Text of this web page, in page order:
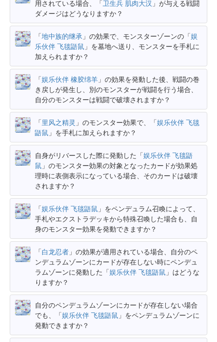
用されている場合、「卫生兵 肌肉大汉 」が与える戦闘
ダメージはどうなりますか？
「地中族的继承 」の効果で、モンスターゾーンの「娱
乐伙伴 飞毯鼯鼠 」を墓地へ送り、モンスターを手札に
加えられますか？
「娱乐伙伴 橡胶绵羊 」の効果を発動した後、戦闘の巻
き戻しが発生し、別のモンスターが戦闘を行う場合、
自分のモンスターは戦闘で破壊されますか？
「里风之精灵 」のモンスター効果で、「娱乐伙伴 飞毯
鼯鼠 」を手札に加えられますか？
自身がリバースした際に発動した「娱乐伙伴 飞毯鼯
鼠 」のモンスター効果の対象となったカードが効果処
理時に表側表示になっている場合、そのカードは破壊
されますか？
「娱乐伙伴 飞毯鼯鼠 」をペンデュラム召喚によって、
手札やエクストラデッキから特殊召喚した場合も、自
身のモンスター効果を発動できますか？
「白龙忍者 」の効果が適用されている場合、自分のペ
ンデュラムゾーンにカードが存在しない時にペンデュ
ラムゾーンに発動した「娱乐伙伴 飞毯鼯鼠 」はどうな
りますか？
自分のペンデュラムゾーンにカードが存在しない場合
でも、「娱乐伙伴 飞毯鼯鼠 」をペンデュラムゾーンに
発動できますか？